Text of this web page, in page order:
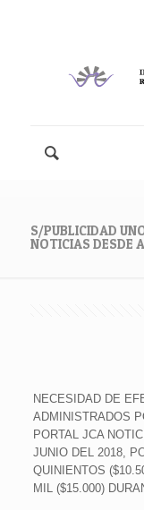
S/PUBLICIDAD
NOTICIAS DESDE
NECESIDAD DE
ADMINISTRADOS
PORTAL JCA
JUNIO DEL 2018,
QUINIENTOS
MIL ($15.000)